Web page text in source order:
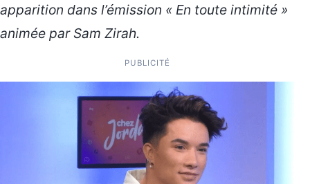
apparition dans l’émission « En toute intimité »
animée par Sam Zirah.
PUBLICITÉ